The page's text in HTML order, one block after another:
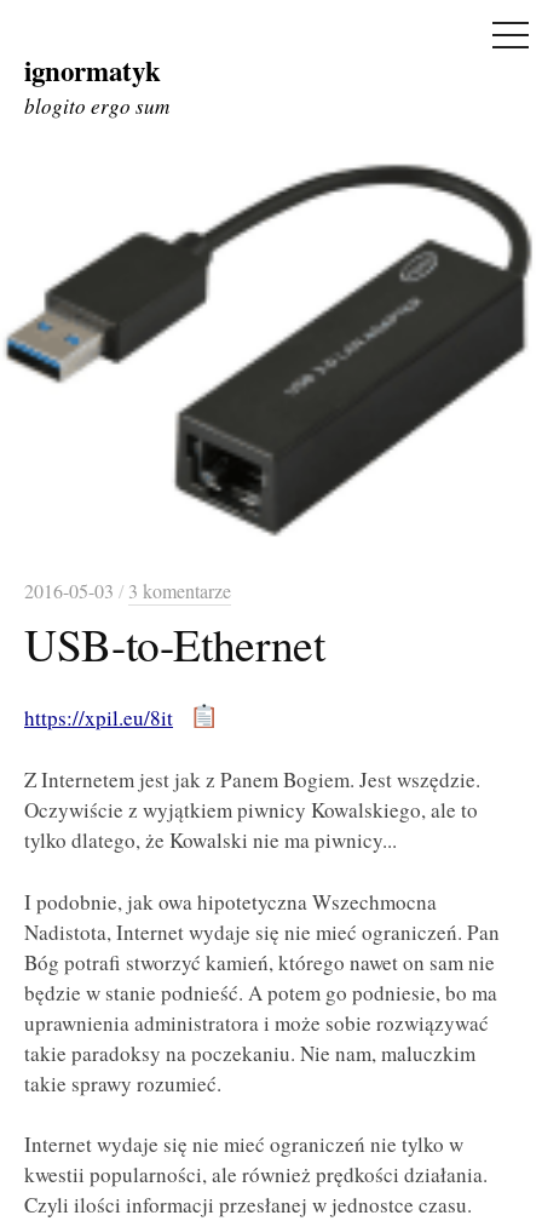
Skip
to
ignormatyk
blogito ergo sum
2016-05-03 / 3 komentarze
USB-to-Ethernet
https://xpil.eu/8it
Z Internetem jest jak z Panem Bogiem. Jest wszędzie.
Oczywiście z wyjątkiem piwnicy Kowalskiego, ale to
tylko dlatego, że Kowalski nie ma piwnicy...
I podobnie, jak owa hipotetyczna Wszechmocna
Nadistota, Internet wydaje się nie mieć ograniczeń. Pan
Bóg potrafi stworzyć kamień, którego nawet on sam nie
będzie w stanie podnieść. A potem go podniesie, bo ma
uprawnienia administratora i może sobie rozwiązywać
takie paradoksy na poczekaniu. Nie nam, maluczkim
takie sprawy rozumieć.
Internet wydaje się nie mieć ograniczeń nie tylko w
kwestii popularności, ale również prędkości działania.
Czyli ilości informacji przesłanej w jednostce czasu.